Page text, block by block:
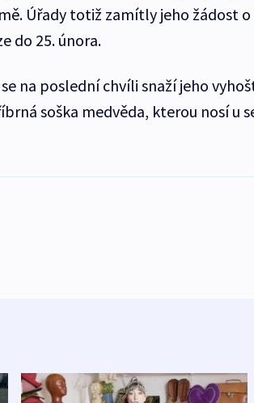
Úřady totiž zamítly jeho žádost o
do 25. února.
na poslední chvíli snaží jeho
soška medvěda, kterou nosí u